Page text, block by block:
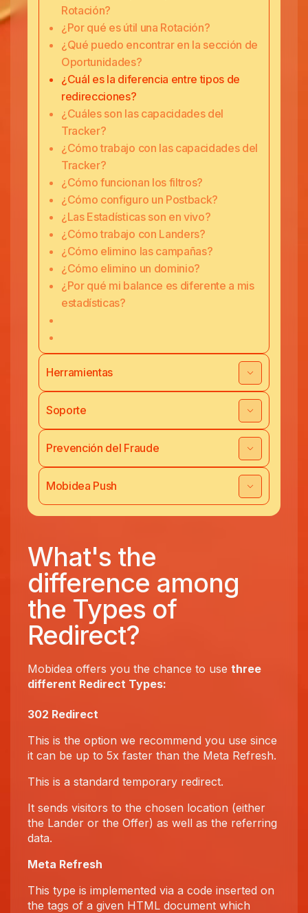
Rotación?
¿Por qué es útil una Rotación?
¿Qué puedo encontrar en la sección de
Oportunidades?
¿Cuál es la diferencia entre tipos de
redirecciones?
¿Cuáles son las capacidades del
Tracker?
¿Cómo trabajo con las capacidades del
Tracker?
¿Cómo funcionan los filtros?
¿Cómo configuro un Postback?
¿Las Estadísticas son en vivo?
¿Cómo trabajo con Landers?
¿Cómo elimino las campañas?
¿Cómo elimino un dominio?
¿Por qué mi balance es diferente a mis
estadísticas?
Herramientas
Soporte
Prevención del Fraude
Mobidea Push
What's the
difference among
the Types of
Redirect?
Mobidea offers you the chance to use three
different Redirect Types:
302 Redirect
This is the option we recommend you use since
it can be up to 5x faster than the Meta Refresh.
This is a standard temporary redirect.
It sends visitors to the chosen location (either
the Lander or the Offer) as well as the referring
data.
Meta Refresh
This type is implemented via a code inserted on
the tags of a given HTML document which